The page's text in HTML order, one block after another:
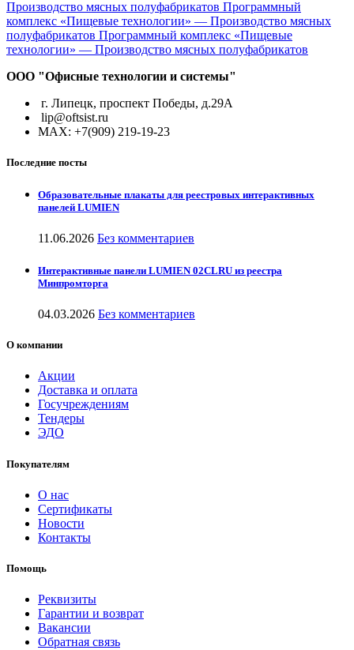
ООО "Офисные технологии и системы"
г. Липецк, проспект Победы, д.29А
lip@oftsist.ru
МАХ: +7(909) 219-19-23
Последние посты
Образовательные плакаты для реестровых интерактивных
панелей LUMIEN
11.06.2026 Без комментариев
Интерактивные панели LUMIEN 02CLRU из реестра
Минпромторга
04.03.2026 Без комментариев
О компании
Акции
Доставка и оплата
Госучреждениям
Тендеры
ЭДО
Покупателям
О нас
Сертификаты
Новости
Контакты
Помощь
Реквизиты
Гарантии и возврат
Вакансии
Обратная связь